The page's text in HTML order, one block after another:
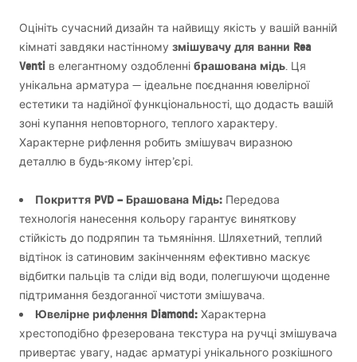
Оцініть сучасний дизайн та найвищу якість у вашій ванній
кімнаті завдяки настінному змішувачу для ванни Rea
Venti в елегантному оздобленні брашована мідь. Ця
унікальна арматура — ідеальне поєднання ювелірної
естетики та надійної функціональності, що додасть вашій
зоні купання неповторного, теплого характеру.
Характерне рифлення робить змішувач виразною
деталлю в будь-якому інтер’єрі.
Покриття PVD – Брашована Мідь: Передова
технологія нанесення кольору гарантує виняткову
стійкість до подряпин та тьмяніння. Шляхетний, теплий
відтінок із сатиновим закінченням ефективно маскує
відбитки пальців та сліди від води, полегшуючи щоденне
підтримання бездоганної чистоти змішувача.
Ювелірне рифлення Diamond: Характерна
хрестоподібно фрезерована текстура на ручці змішувача
привертає увагу, надає арматурі унікального розкішного